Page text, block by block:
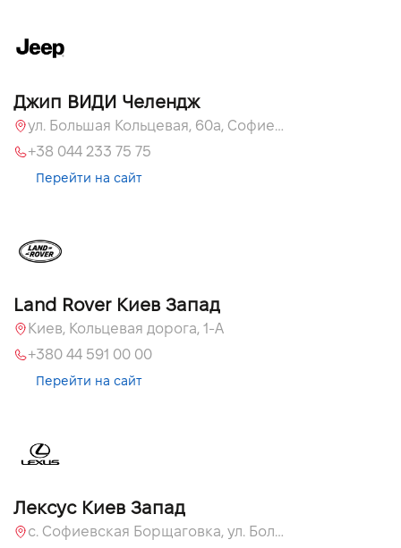
Джип ВИДИ Челендж
ул. Большая Кольцевая, 60а, Софиевская Борщаговка, Киевская обл.
+38 044 233 75 75
Перейти на сайт
Land Rover Киев Запад
Киев, Кольцевая дорога, 1-А
+380 44 591 00 00
Перейти на сайт
Лексус Киев Запад
с. Софиевская Борщаговка, ул. Большая Кольцевая, 58